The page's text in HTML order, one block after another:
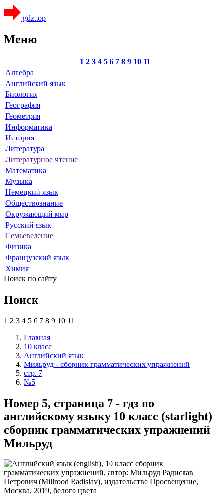
gdz.top
Меню
1 2 3 4 5 6 7 8 9 10 11
Алгебра
Английский язык
Биология
География
Геометрия
Информатика
История
Литература
Литературное чтение
Математика
Музыка
Немецкий язык
Обществознание
Окружающий мир
Русский язык
Семьеведение
Физика
Французский язык
Химия
Поиск по сайту
Поиск
1 2 3 4 5 6 7 8 9 10 11
Главная
10 класс
Английский язык
Мильруд - сборник грамматических упражнений
стр. 7
№5
Номер 5, страница 7 - гдз по
английскому языку 10 класс (starlight)
сборник грамматических упражнений
Мильруд